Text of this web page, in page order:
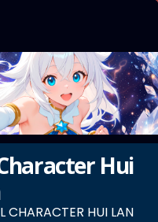
Hui
CHARACTER HUI LAN